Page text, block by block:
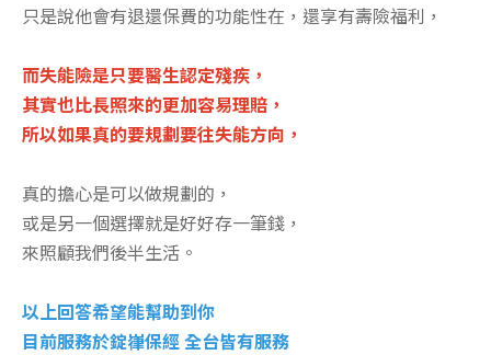
只是說他會有退還保費的功能性在，還享有壽險福利，
而失能險是只要醫生認定殘疾，
其實也比長照來的更加容易理賠，
所以如果真的要規劃要往失能方向，
真的擔心是可以做規劃的，
或是另一個選擇就是好好存一筆錢，
來照顧我們後半生活。
以上回答希望能幫助到你
目前服務於錠嵂保經 全台皆有服務